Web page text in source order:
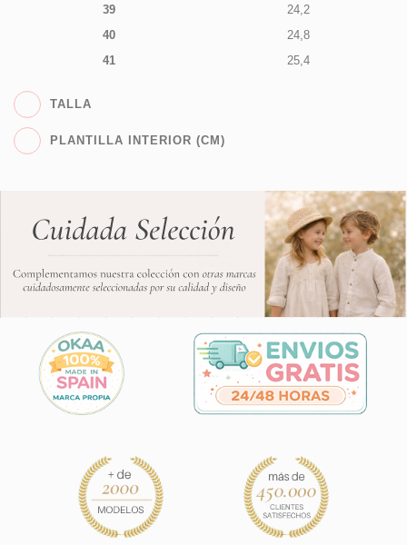
39
24,2
40
24,8
41
25,4
TALLA
PLANTILLA INTERIOR (CM)